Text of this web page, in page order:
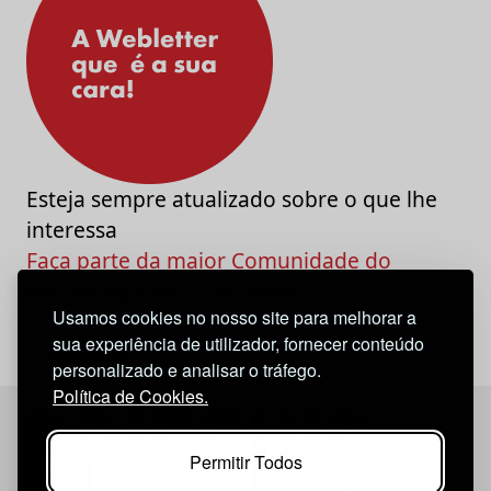
Usamos cookies no nosso site para melhorar a
sua experiência de utilizador, fornecer conteúdo
personalizado e analisar o tráfego.
Política de Cookies.
Permitir Todos
Esteja sempre atualizado sobre o que lhe
interessa
Faça parte da maior Comunidade do